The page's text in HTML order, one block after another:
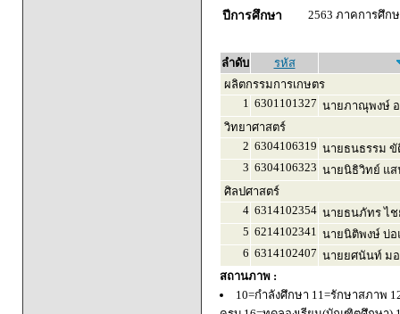
ปีการศึกษา
2563 ภาคการศึก
ลำดับ
รหัส
ผลิตกรรมการเกษตร
1 6301101327 นายภาณุพงษ์
วิทยาศาสตร์
2 6304106319 นายธนธรรม ขั
3 6304106323 นายนิธิวิทย์ แส
ศิลปศาสตร์
4 6314102354 นายธนภัทร ไช
5 6214102341 นายนิติพงษ์ บ่อ
6 6314102407 นายยศนันท์ ม
สถานภาพ :
10=กำลังศึกษา 11=รักษาสภาพ